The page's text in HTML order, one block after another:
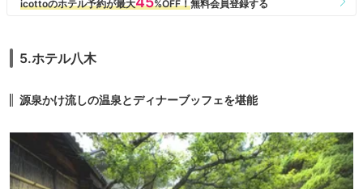
5.ホテル八木
源泉かけ流しの温泉とディナーブッフェを堪能